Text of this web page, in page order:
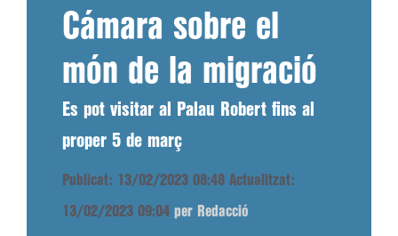
Cámara sobre el
món de la migració
Es pot visitar al Palau Robert fins al
proper 5 de març
Publicat: 13/02/2023 08:48 Actualitzat:
13/02/2023 09:04 per Redacció